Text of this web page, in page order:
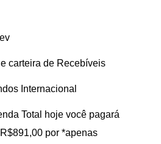
carteira de Recebíveis
Internacional
Total hoje você pagará
por *apenas